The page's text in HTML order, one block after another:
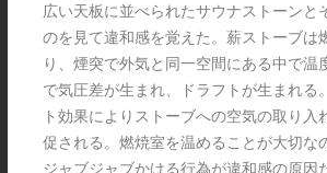
広い天板に並べられたサウナストーンと
のを見て違和感を覚えた。薪ストーブは
り、煙突で外気と同一空間にある中で温
で気圧差が生まれ、ドラフトが生まれる
ト効果によりストーブへの空気の取り入
促される。燃焼室を温めることが大切な
ジャブジャブかける行為が違和感の原因